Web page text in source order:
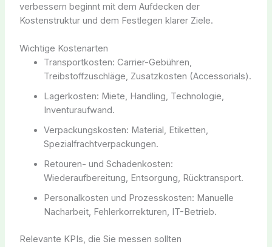
verbessern beginnt mit dem Aufdecken der
Kostenstruktur und dem Festlegen klarer Ziele.
Wichtige Kostenarten
Transportkosten: Carrier-Gebühren,
Treibstoffzuschläge, Zusatzkosten (Accessorials).
Lagerkosten: Miete, Handling, Technologie,
Inventuraufwand.
Verpackungskosten: Material, Etiketten,
Spezialfrachtverpackungen.
Retouren- und Schadenkosten:
Wiederaufbereitung, Entsorgung, Rücktransport.
Personalkosten und Prozesskosten: Manuelle
Nacharbeit, Fehlerkorrekturen, IT-Betrieb.
Relevante KPIs, die Sie messen sollten